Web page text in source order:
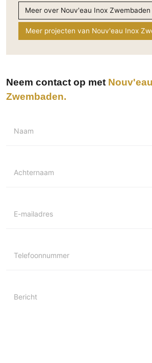
Meer over Nouv'eau Inox Zwembaden
Meer projecten van Nouv'eau Inox
Neem contact op met
Zwembaden
Naam
Achternaam
E-mailadres
Telefoonnummer
Bericht